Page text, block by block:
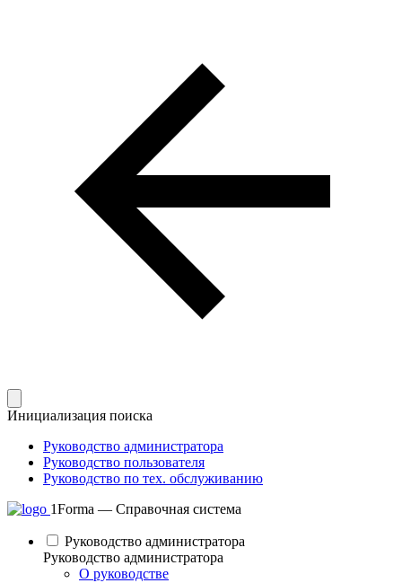
Инициализация поиска
Руководство администратора
Руководство пользователя
Руководство по тех. обслуживанию
1Forma — Справочная система
Руководство администратора
Руководство администратора
О руководстве